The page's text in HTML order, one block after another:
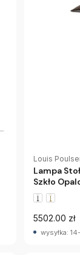
Louis
Lampa
Szkło
5502.00 zł
wysyłka: